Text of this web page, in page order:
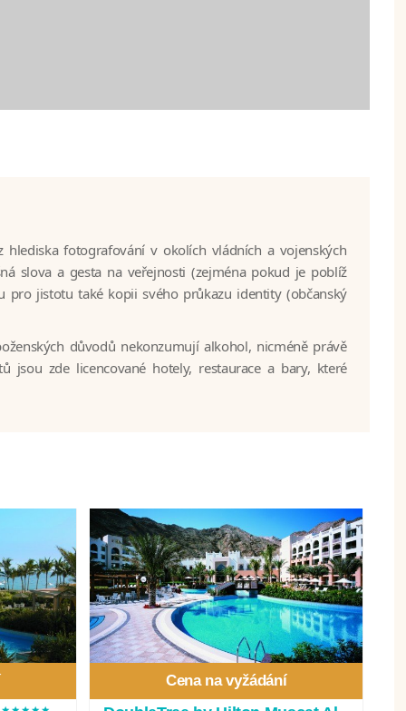
hlediska fotografování v okolích vládních a vojenských
slova a gesta na veřejnosti (zejména pokud je poblíž
pro jistotu také kopii svého průkazu identity (občanský
důvodů nekonzumují alkohol, nicméně právě
jsou zde licencované hotely, restaurace a bary, které
Cena na vyžádání